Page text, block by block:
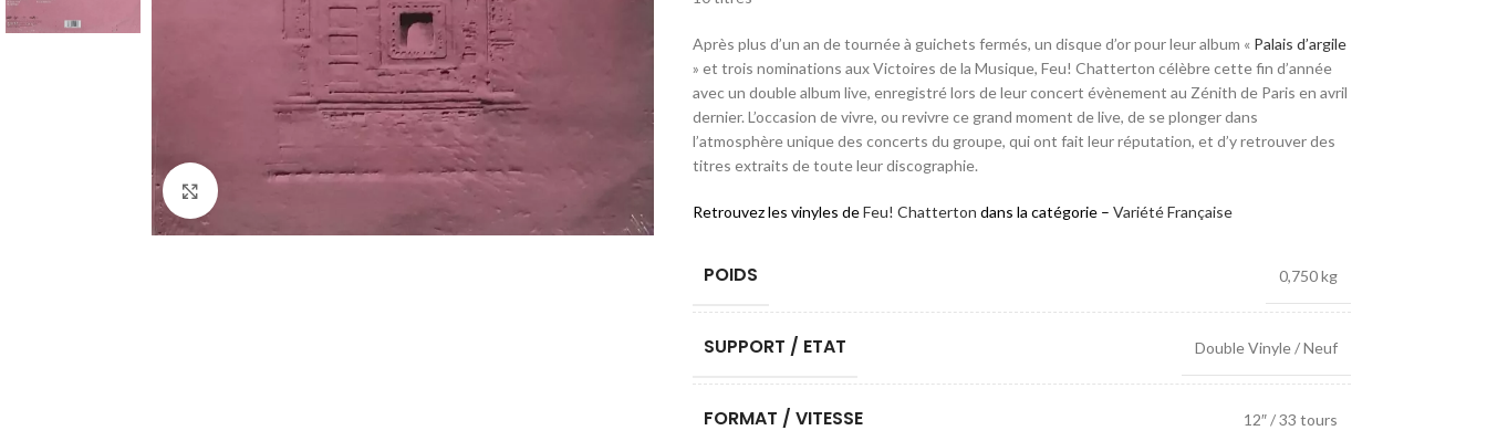
Après plus d’un an de tournée à guichets fermés, un disque d’or pour leur album « Palais d’argile
» et trois nominations aux Victoires de la Musique, Feu! Chatterton célèbre cette fin d’année
avec un double album live, enregistré lors de leur concert évènement au Zénith de Paris en avril
dernier. L’occasion de vivre, ou revivre ce grand moment de live, de se plonger dans
l’atmosphère unique des concerts du groupe, qui ont fait leur réputation, et d’y retrouver des
titres extraits de toute leur discographie.
Retrouvez les vinyles deFeu! Chatterton dans la catégorie – Variété Française
POIDS 0,750 kg
SUPPORT / ETAT Double Vinyle / Neuf
FORMAT / VITESSE 12″ / 33 tours